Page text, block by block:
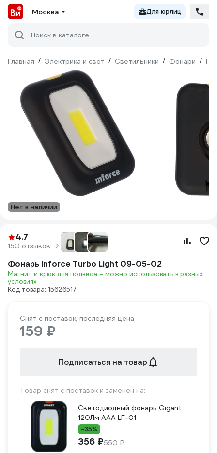
Москва Для юрлиц
Поиск в каталоге
Главная / Электрика и свет / Светильники / Фонари /
Нет в наличии
4.7
150 отзывов
Фонарь Inforce Turbo Light 09-05-02
Магнит и крюк для подвеса – можно использовать в разных
условиях
Код товара: 15626517
Снят с поставок, последняя цена
159 ₽
Подписаться на товар
Товар снят с поставок и заменен на:
Светодиодный фонарь Gigant
120Лм ААА LF-01
-35%
356 ₽550 ₽